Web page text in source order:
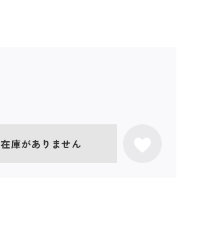
在庫がありません